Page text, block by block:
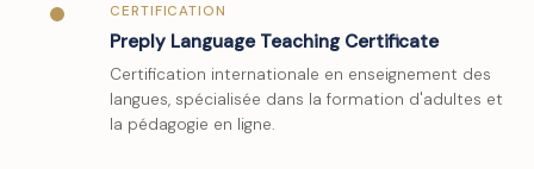
CERTIFICATION
Preply Language Teaching Certificate
Certification internationale en enseignement des
langues, spécialisée dans la formation d'adultes et
la pédagogie en ligne.